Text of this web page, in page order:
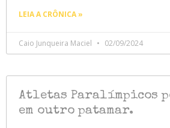
LEIA A CRÔNICA »
Caio Junqueira Maciel 02/09/2024
Atletas Paralímpicos
em outro patamar.